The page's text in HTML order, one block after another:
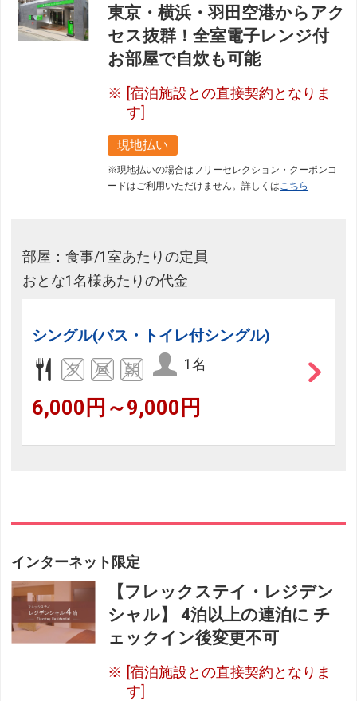
東京・横浜・羽田空港からアク
セス抜群！全室電子レンジ付
お部屋で自炊も可能
[宿泊施設との直接契約となりま
す]
現地払い
※現地払いの場合はフリーセレクション・クーポンコ
ードはご利用いただけません。詳しくはこちら
部屋：食事/1室あたりの定員
おとな1名様あたりの代金
シングル(バス・トイレ付シングル)
1名
6,000円～9,000円
インターネット限定
【フレックステイ・レジデン
シャル】 4泊以上の連泊に チ
ェックイン後変更不可
[宿泊施設との直接契約となりま
す]
フリーセレクション・クーポンコードのご利用につ